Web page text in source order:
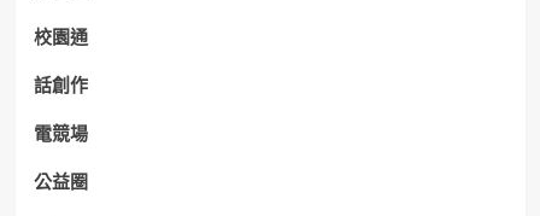
校園通
話創作
電競場
公益圈